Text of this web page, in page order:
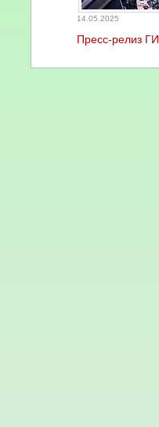
14.05.2025
Пресс-релиз